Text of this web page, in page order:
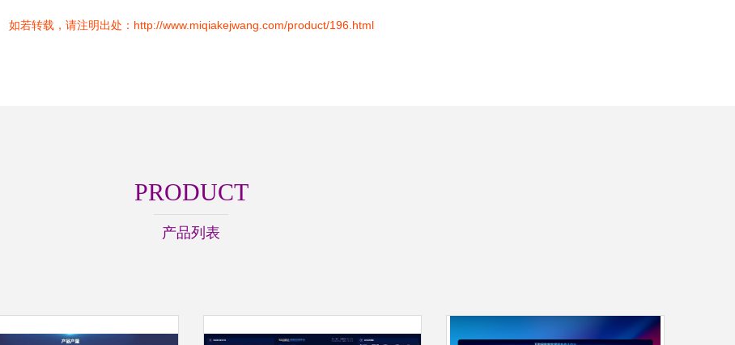
如若转载，请注明出处：http://www.miqiakejwang.com/product/196.html
PRODUCT
产品列表